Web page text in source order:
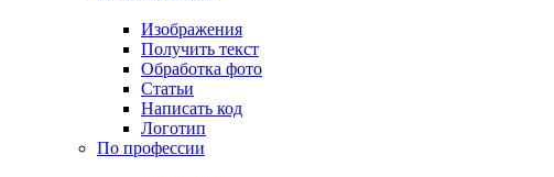
Изображения
Получить текст
Обработка фото
Статьи
Написать код
Логотип
По профессии